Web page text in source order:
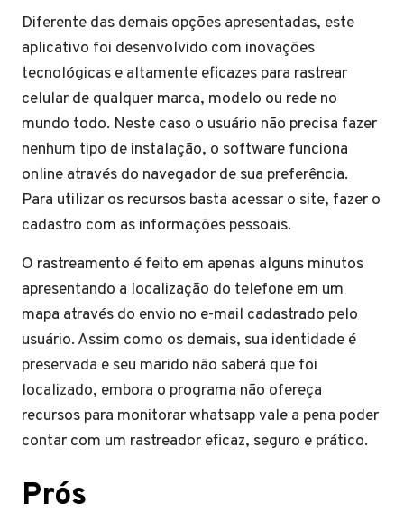
Diferente das demais opções apresentadas, este
aplicativo foi desenvolvido com inovações
tecnológicas e altamente eficazes para rastrear
celular de qualquer marca, modelo ou rede no
mundo todo. Neste caso o usuário não precisa fazer
nenhum tipo de instalação, o software funciona
online através do navegador de sua preferência.
Para utilizar os recursos basta acessar o site, fazer o
cadastro com as informações pessoais.
O rastreamento é feito em apenas alguns minutos
apresentando a localização do telefone em um
mapa através do envio no e-mail cadastrado pelo
usuário. Assim como os demais, sua identidade é
preservada e seu marido não saberá que foi
localizado, embora o programa não ofereça
recursos para monitorar whatsapp vale a pena poder
contar com um rastreador eficaz, seguro e prático.
Prós